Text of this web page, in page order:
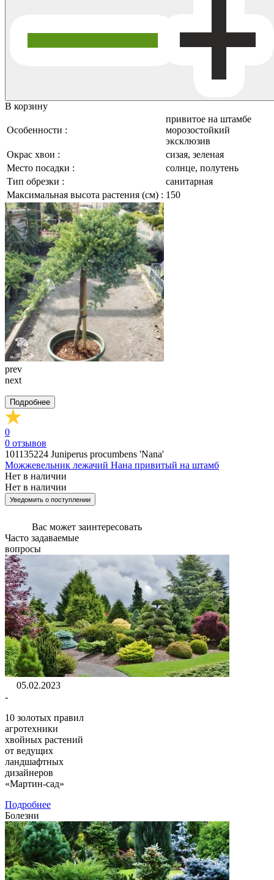
В корзину
Особенности :
привитое на штамбе
морозостойкий
эксклюзив
Окрас хвои :
сизая, зеленая
Место посадки :
солнце, полутень
Тип обрезки :
санитарная
Максимальная высота растения (см) : 150
prev
next
Подробнее
0
0 отзывов
101135224 Juniperus procumbens 'Nana'
Можжевельник лежачий Нана привитый на штамб
Нет в наличии
Нет в наличии
Уведомить о поступлении
Вас может заинтересовать
Часто задаваемые
вопросы
05.02.2023
-
10 золотых правил
агротехники
хвойных растений
от ведущих
ландшафтных
дизайнеров
«Мартин-сад»
Подробнее
Болезни